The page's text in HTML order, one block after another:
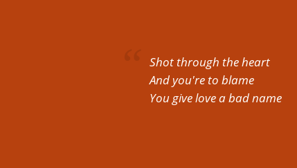
Shot through the heart
And you're to blame
You give love a bad name